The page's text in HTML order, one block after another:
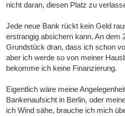
nicht daran, diesen Platz zu
Jede neue Bank rückt kein Geld
erstrangig absichern kann. An dem
Grundstück dran, dass ich schon
aber ich werde so von meiner
bekomme ich keine Finanzierung.
Eigentlich wäre meine
Bankenaufsicht in Berlin, oder
ich Wind sähe, brauche ich mich